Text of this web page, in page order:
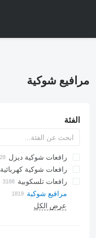
مرافيع شوكية
الفئة
رافعات شوكية ديزل
رافعات شوكية كهربائية
رافعات تلسكوبية
مرافيع شوكية
عرض الكل